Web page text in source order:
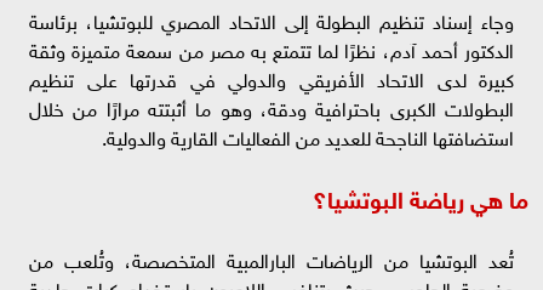
وجاء إسناد تنظيم البطولة إلى الاتحاد المصري للبوتشيا، برئاسة
الدكتور أحمد آدم، نظرًا لما تتمتع به مصر من سمعة متميزة وثقة
كبيرة لدى الاتحاد الأفريقي والدولي في قدرتها على تنظيم
البطولات الكبرى باحترافية ودقة، وهو ما أثبتته مرارًا من خلال
استضافتها الناجحة للعديد من الفعاليات القارية والدولية.
ما هي رياضة البوتشيا؟
تُعد البوتشيا من الرياضات البارالمبية المتخصصة، وتُلعب من